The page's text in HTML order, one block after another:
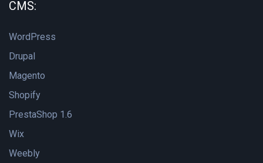
CMS:
WordPress
Drupal
Magento
Shopify
PrestaShop 1.6
Wix
Weebly